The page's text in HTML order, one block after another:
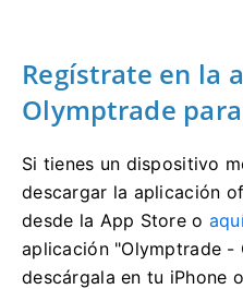
Regístrate en la
Olymptrade para
Si tienes un dispositivo
descargar la aplicación
desde la App Store o
aplicación "Olymptrade -
descárgala en tu iPhone